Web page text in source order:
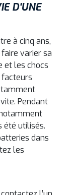
D'UNE
à cinq ans,
varier sa
et les chocs
Pendant
été utilisés.
dans
les